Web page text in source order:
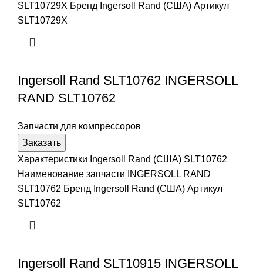
SLT10729X Бренд Ingersoll Rand (США) Артикул
SLT10729X
Ingersoll Rand SLT10762 INGERSOLL
RAND SLT10762
Запчасти для компрессоров
Заказать
Характеристики Ingersoll Rand (США) SLT10762
Наименование запчасти INGERSOLL RAND
SLT10762 Бренд Ingersoll Rand (США) Артикул
SLT10762
Ingersoll Rand SLT10915 INGERSOLL